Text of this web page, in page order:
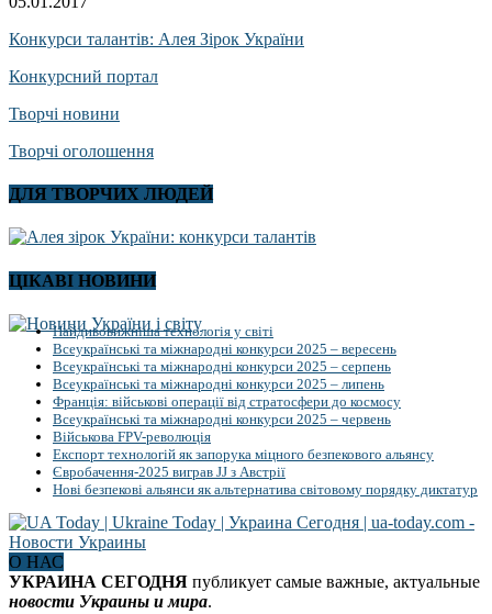
Конкурси талантів: Алея Зірок України
Конкурсний портал
Творчі новини
Творчі оголошення
ДЛЯ ТВОРЧИХ ЛЮДЕЙ
ЦІКАВІ НОВИНИ
Найдивовижніша технологія у світі
Всеукраїнські та міжнародні конкурси 2025 – вересень
Всеукраїнські та міжнародні конкурси 2025 – серпень
Всеукраїнські та міжнародні конкурси 2025 – липень
Франція: військові операції від стратосфери до космосу
Всеукраїнські та міжнародні конкурси 2025 – червень
Військова FPV-революція
Експорт технологій як запорука міцного безпекового альянсу
Євробачення-2025 виграв JJ з Австрії
Нові безпекові альянси як альтернатива світовому порядку диктатур
О НАС
УКРАИНА СЕГОДНЯ публикует самые важные, актуальные
новости Украины и мира.